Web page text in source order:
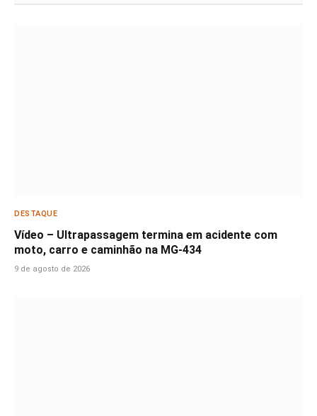
DESTAQUE
Vídeo – Ultrapassagem termina em acidente com
moto, carro e caminhão na MG-434
9 de agosto de 2026